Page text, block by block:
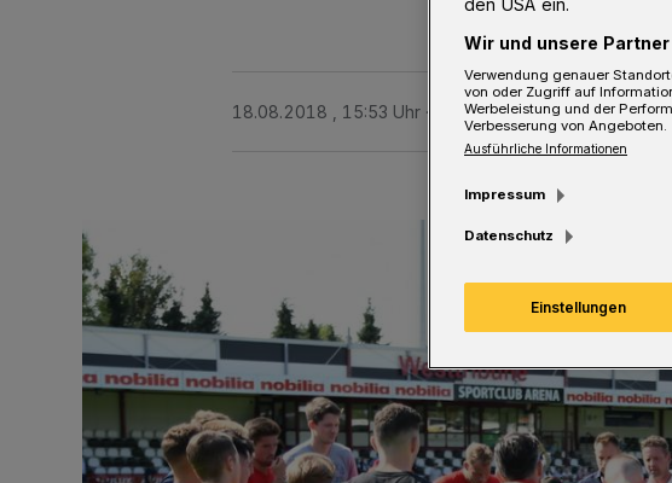
18.08.2018 , 15:53 Uhr 4 Minuten Lesezeit
den USA ein.
Wir und unsere
Verwendung genauer
von oder Zugriff auf
Werbeleistung und der
Verbesserung von Angeboten.
Ausführliche Informationen
Impressum
Datenschutz
Einstellungen